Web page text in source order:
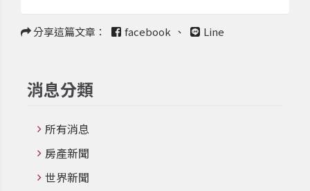
分享這篇文章： facebook 、 Line
消息分類
所有消息
房產新聞
世界新聞